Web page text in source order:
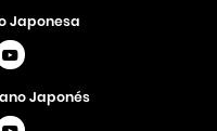
Japonesa
Japonés